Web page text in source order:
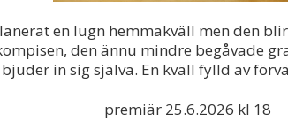
en lugn hemmakväll men den
den ännu mindre begåvade
in sig själva. En kväll fylld av
premiär 25.6.2026 kl 18